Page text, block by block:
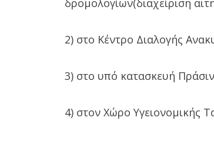
δρομολογίων(διαχείριση
2) στο Κέντρο Διαλογής
3) στο υπό κατασκευή
4) στον Χώρο Υγειονομικής